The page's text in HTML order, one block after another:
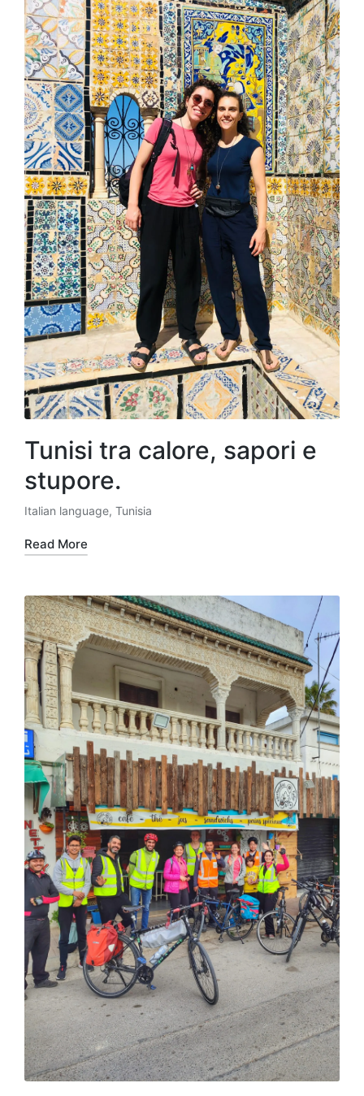
Tunisi tra calore, sapori e
stupore.
Posted
in
Italian language, Tunisia
Read More